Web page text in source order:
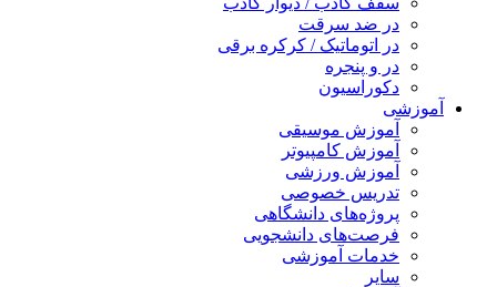
در ضد سرقت
در اتوماتیک / کرکره برقی
در و پنجره
دکوراسیون
آموزشی
آموزش موسیقی
آموزش کامپیوتر
آموزش ورزشی
تدریس خصوصی
پروژه‌های دانشگاهی
فرصت‌های دانشجویی
خدمات آموزشی
سایر